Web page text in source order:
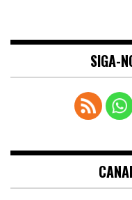
SIGA-